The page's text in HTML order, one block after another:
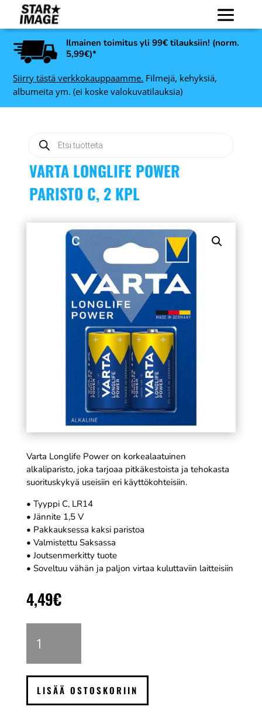
Ilmainen toimitus yli 99€ tilauksiin! (norm.
5,99€)*
Siirry tästä verkkokauppaamme. Filmejä, kehyksiä,
albumeita ym. (ei koske valokuvatilauksia)
search
VARTA LONGLIFE POWER
PARISTO C, 2 KPL
Varta Longlife Power on korkealaatuinen
alkaliparisto, joka tarjoaa pitkäkestoista ja tehokasta
suorituskykyä useisiin eri käyttökohteisiin.
• Tyyppi C, LR14
• Jännite 1,5 V
• Pakkauksessa kaksi paristoa
• Valmistettu Saksassa
• Joutsenmerkitty tuote
• Soveltuu vähän ja paljon virtaa kuluttaviin laitteisiin
4,49€
Longlife
LISÄÄ OSTOSKORIIN
Nedis HDMI - DVI sovitin,
musta
4,49€